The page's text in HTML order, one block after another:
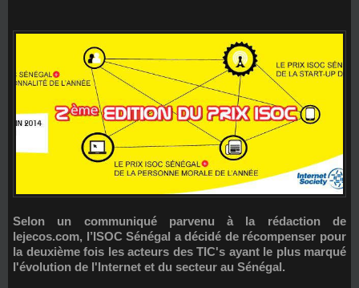
Selon un communiqué parvenu à la rédaction de
lejecos.com, l’ISOC Sénégal a décidé de récompenser pour
la deuxième fois les acteurs des TIC's ayant le plus marqué
l'évolution de l'Internet et du secteur au Sénégal.